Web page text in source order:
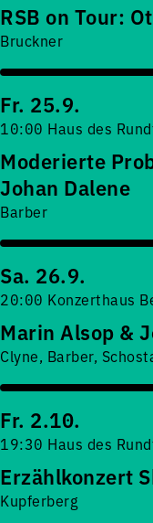
RSB on Tour:
Bruckner
Fr. 25.9.
10:00 Haus des
Moderierte
Johan Dalene
Barber
Sa. 26.9.
20:00 Konzerthaus
Marin Alsop &
Clyne, Barber,
Fr. 2.10.
19:30 Haus des
Erzählkonzert
Kupferberg